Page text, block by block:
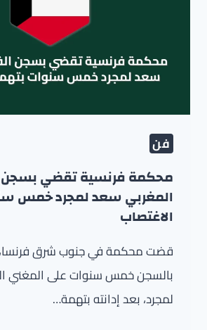
فن
محكمة فرنسية تقضي بسجن
المغربي سعد لمجرد خمس
الاغتصاب
قضت محكمة في جنوب شرق فرنسا،
بالسجن خمس سنوات على المغني
لمجرد، بعد إدانته بتهمة…